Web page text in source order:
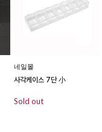
네일몰
사각케이스 7단 小
Sold out